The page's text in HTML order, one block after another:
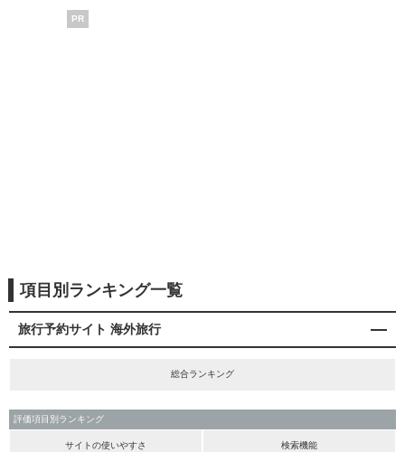
PR
項目別ランキング一覧
旅行予約サイト 海外旅行
総合ランキング
評価項目別ランキング
サイトの使いやすさ 検索機能